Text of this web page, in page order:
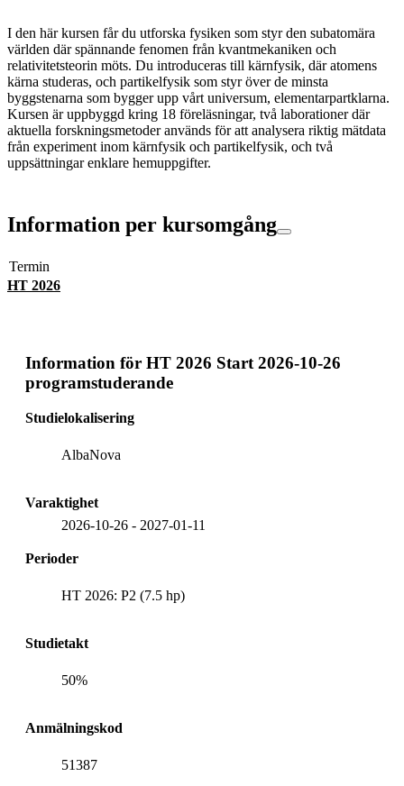
I den här kursen får du utforska fysiken som styr den subatomära
världen där spännande fenomen från kvantmekaniken och
relativitetsteorin möts. Du introduceras till kärnfysik, där atomens
kärna studeras, och partikelfysik som styr över de minsta
byggstenarna som bygger upp vårt universum, elementarpartklarna.
Kursen är uppbyggd kring 18 föreläsningar, två laborationer där
aktuella forskningsmetoder används för att analysera riktig mätdata
från experiment inom kärnfysik och partikelfysik, och två
uppsättningar enklare hemuppgifter.
Information per kursomgång
Termin
HT 2026
Information för HT 2026 Start 2026-10-26
programstuderande
Studielokalisering
AlbaNova
Varaktighet
2026-10-26 - 2027-01-11
Perioder
HT 2026: P2 (7.5 hp)
Studietakt
50%
Anmälningskod
51387